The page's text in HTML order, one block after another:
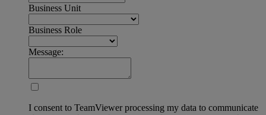
Business Unit
Business Role
Message:
I consent to TeamViewer processing my data to communicate